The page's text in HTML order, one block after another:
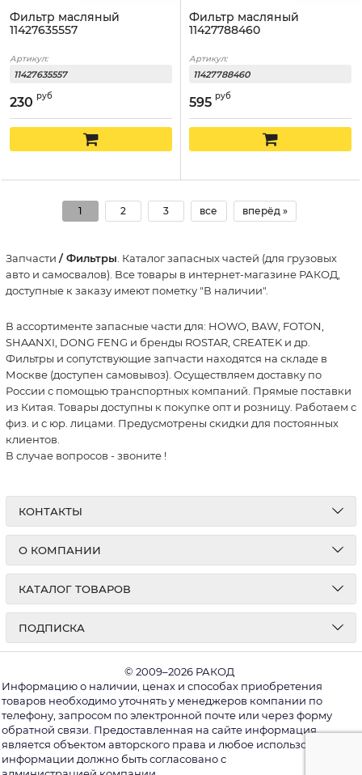
Фильтр масляный
11427635557
Артикул:
11427635557
230 руб
Фильтр масляный
11427788460
Артикул:
11427788460
595 руб
1 2 3 все вперёд »
Запчасти / Фильтры . Каталог запасных частей (для грузовых
авто и самосвалов). Все товары в интернет-магазине РАКОД,
доступные к заказу имеют пометку "В наличии".
В ассортименте запасные части для: HOWO, BAW, FOTON,
SHAANXI, DONG FENG и бренды ROSTAR, CREATEK и др.
Фильтры и сопутствующие запчасти находятся на складе в
Москве (доступен самовывоз). Осуществляем доставку по
России с помощью транспортных компаний. Прямые поставки
из Китая. Товары доступны к покупке опт и розницу. Работаем с
физ. и с юр. лицами. Предусмотрены скидки для постоянных
клиентов.
В случае вопросов - звоните !
КОНТАКТЫ
О КОМПАНИИ
КАТАЛОГ ТОВАРОВ
ПОДПИСКА
© 2009–2026 РАКОД
Информацию о наличии, ценах и способах приобретения
товаров необходимо уточнять у менеджеров компании по
телефону, запросом по электронной почте или через форму
обратной связи. Предоставленная на сайте информация
является объектом авторского права и любое использование
информации должно быть согласовано с